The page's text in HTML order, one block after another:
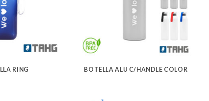
RING BOTELLA ALU C/HANDLE COLOR